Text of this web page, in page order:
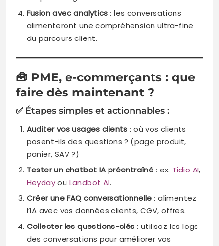
Fusion avec analytics : les conversations
alimenteront une compréhension ultra-fine
du parcours client.
🧰 PME, e-commerçants : que
faire dès maintenant ?
✅ Étapes simples et actionnables :
Auditer vos usages clients : où vos clients
posent-ils des questions ? (page produit,
panier, SAV ?)
Tester un chatbot IA préentraîné : ex. Tidio AI,
Heydayou Landbot AI.
Créer une FAQ conversationnelle : alimentez
l’IA avec vos données clients, CGV, offres.
Collecter les questions-clés : utilisez les logs
des conversations pour améliorer vos